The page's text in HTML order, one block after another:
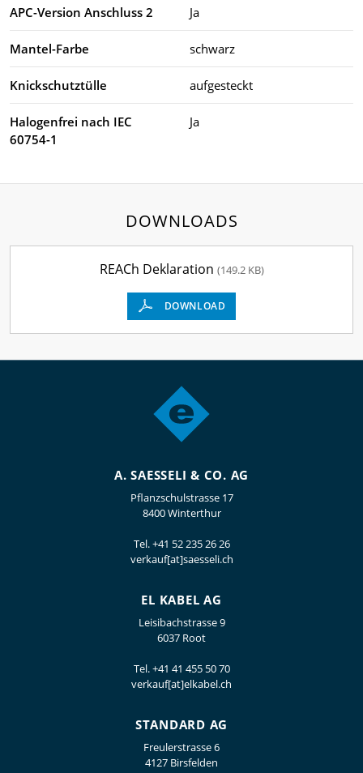
APC-Version Anschluss 2 Ja
Mantel-Farbe schwarz
Knickschutztülle aufgesteckt
Halogenfrei nach IEC
60754-1
Ja
DOWNLOADS
REACh Deklaration (149.2 KB)
DOWNLOAD
A. SAESSELI & CO. AG
Pflanzschulstrasse 17
8400 Winterthur
Tel.+41 52 235 26 26
verkauf[at]saesseli.ch
EL KABEL AG
Leisibachstrasse 9
6037 Root
Tel.+41 41 455 50 70
verkauf[at]elkabel.ch
STANDARD AG
Freulerstrasse 6
4127 Birsfelden